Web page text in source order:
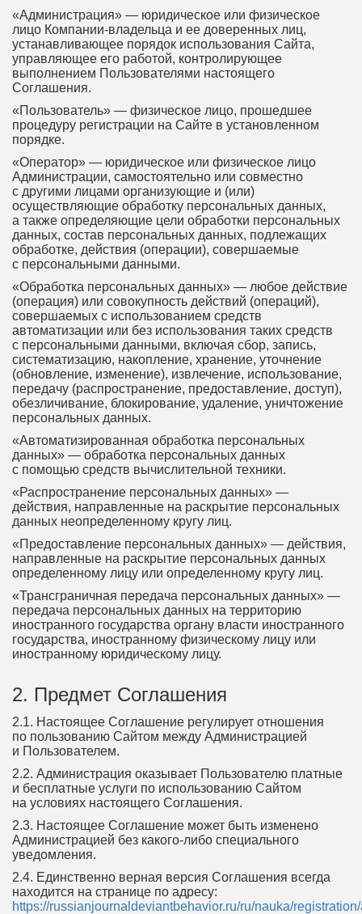
«Администрация» — юридическое или физическое
лицо Компании-владельца и ее доверенных лиц,
устанавливающее порядок использования Сайта,
управляющее его работой, контролирующее
выполнением Пользователями настоящего
Соглашения.
«Пользователь» — физическое лицо, прошедшее
процедуру регистрации на Сайте в установленном
порядке.
«Оператор» — юридическое или физическое лицо
Администрации, самостоятельно или совместно
с другими лицами организующие и (или)
осуществляющие обработку персональных данных,
а также определяющие цели обработки персональных
данных, состав персональных данных, подлежащих
обработке, действия (операции), совершаемые
с персональными данными.
«Обработка персональных данных» — любое действие
(операция) или совокупность действий (операций),
совершаемых с использованием средств
автоматизации или без использования таких средств
с персональными данными, включая сбор, запись,
систематизацию, накопление, хранение, уточнение
(обновление, изменение), извлечение, использование,
передачу (распространение, предоставление, доступ),
обезличивание, блокирование, удаление, уничтожение
персональных данных.
«Автоматизированная обработка персональных
данных» — обработка персональных данных
с помощью средств вычислительной техники.
«Распространение персональных данных» —
действия, направленные на раскрытие персональных
данных неопределенному кругу лиц.
«Предоставление персональных данных» — действия,
направленные на раскрытие персональных данных
определенному лицу или определенному кругу лиц.
«Трансграничная передача персональных данных» —
передача персональных данных на территорию
иностранного государства органу власти иностранного
государства, иностранному физическому лицу или
иностранному юридическому лицу.
2. Предмет Соглашения
2.1. Настоящее Соглашение регулирует отношения
по пользованию Сайтом между Администрацией
и Пользователем.
2.2. Администрация оказывает Пользователю платные
и бесплатные услуги по использованию Сайтом
на условиях настоящего Соглашения.
2.3. Настоящее Соглашение может быть изменено
Администрацией без какого-либо специального
уведомления.
2.4. Единственно верная версия Соглашения всегда
находится на странице по адресу:
https://russianjournaldeviantbehavior.ru/ru/nauka/